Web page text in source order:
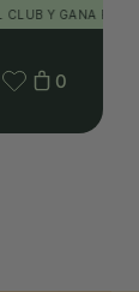
GANA PUNTOS
0